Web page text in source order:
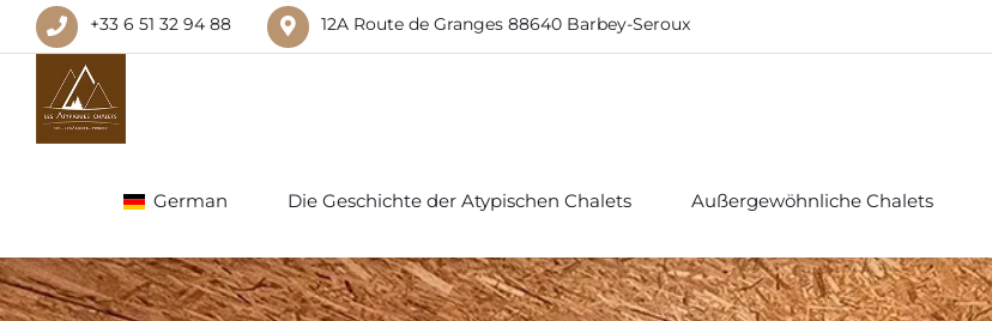
+33 6 51 32 94 88 12A Route de Granges 88640 Barbey-Seroux
German Die Geschichte der Atypischen Chalets Außergewöhnliche Chalets